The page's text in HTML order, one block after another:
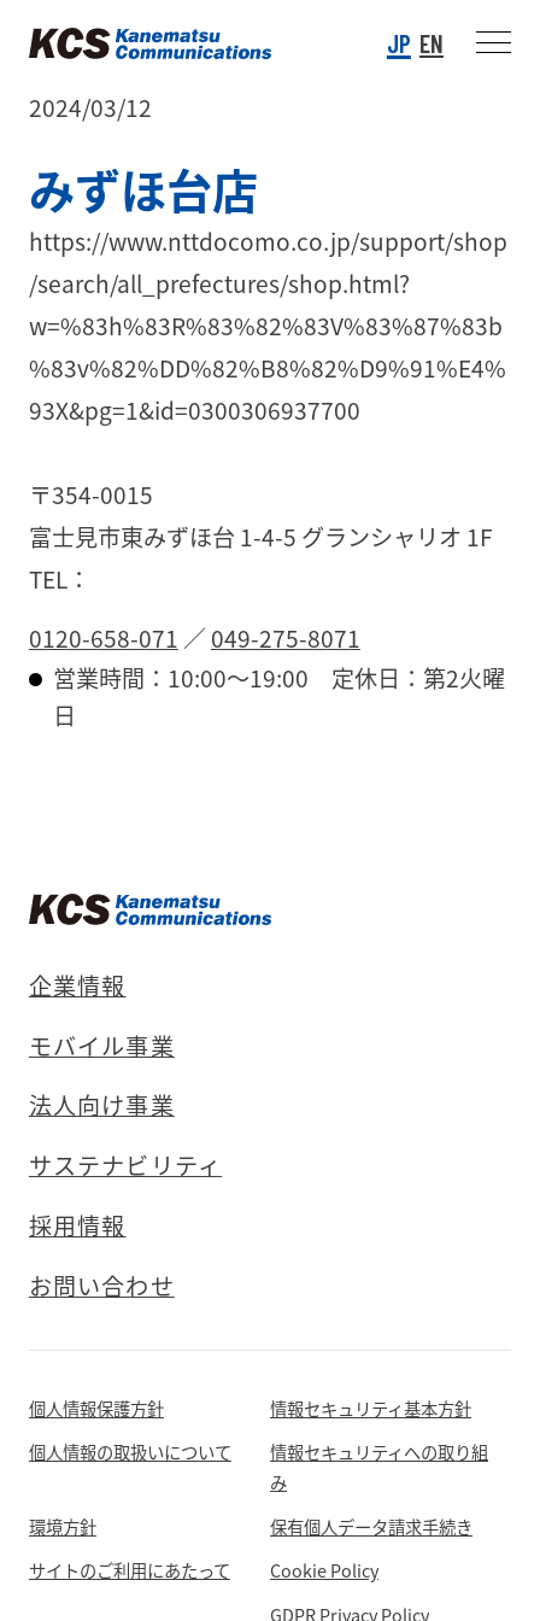
JP EN
2024/03/12
みずほ台店
https://www.nttdocomo.co.jp/support/shop
/search/all_prefectures/shop.html?
w=%83h%83R%83%82%83V%83%87%83b
%83v%82%DD%82%B8%82%D9%91%E4%
93X&pg=1&id=0300306937700
〒354-0015
富士見市東みずほ台 1-4-5 グランシャリオ 1F
TEL：
0120-658-071 ／049-275-8071
営業時間：10:00〜19:00 定休日：第2火曜
日
企業情報
モバイル事業
法人向け事業
サステナビリティ
採用情報
お問い合わせ
個人情報保護方針
情報セキュリティ基本方針
個人情報の取扱いについて
情報セキュリティへの取り組
み
環境方針
保有個人データ請求手続き
サイトのご利用にあたって
Cookie Policy
GDPR Privacy Policy